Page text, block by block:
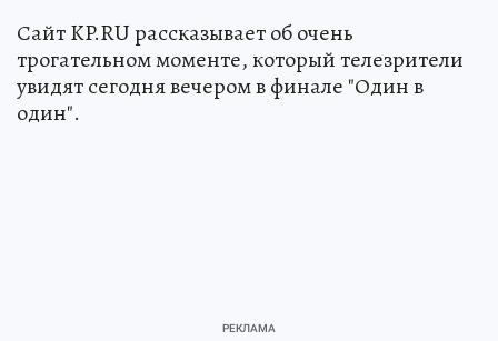
Сайт KP.RU рассказывает об очень
трогательном моменте, который телезрители
увидят сегодня вечером в финале "Один в
один".